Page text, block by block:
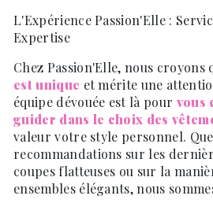
L'Expérience Passion'Elle :
Expertise
Chez Passion'Elle, nous croyons
est unique et mérite une
équipe dévouée est là pour vous
guider dans le choix des
valeur votre style personnel.
recommandations sur les
coupes flatteuses ou sur la
ensembles élégants, nous